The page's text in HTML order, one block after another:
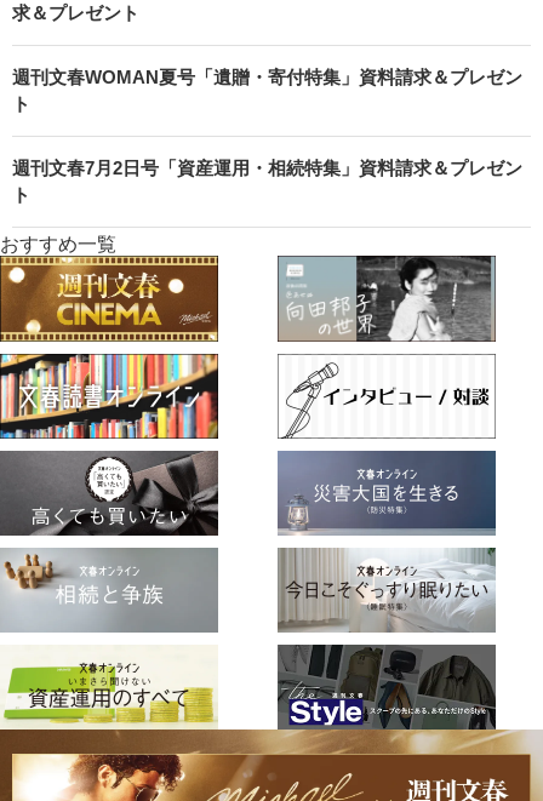
求＆プレゼント
週刊文春WOMAN夏号「遺贈・寄付特集」資料請求＆プレゼン
ト
週刊文春7月2日号「資産運用・相続特集」資料請求＆プレゼン
ト
おすすめ一覧